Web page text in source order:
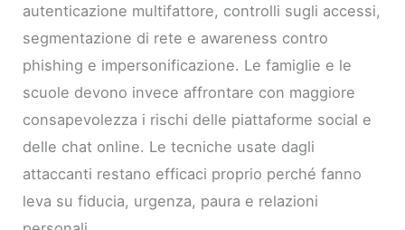
autenticazione multifattore, controlli sugli accessi,
segmentazione di rete e awareness contro
phishing e impersonificazione. Le famiglie e le
scuole devono invece affrontare con maggiore
consapevolezza i rischi delle piattaforme social e
delle chat online. Le tecniche usate dagli
attaccanti restano efficaci proprio perché fanno
leva su fiducia, urgenza, paura e relazioni